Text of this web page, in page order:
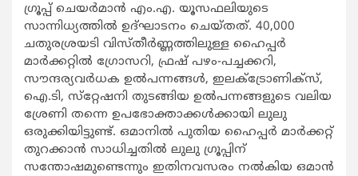
ഗ്രൂപ്പ് ചെയർമാൻ എം.എ. യൂസഫലിയുടെ
സാന്നിധ്യത്തിൽ ഉദ്ഘാടനം ചെയ്തത്. 40,000
ചതുരശ്രയടി വിസ്തീർണ്ണത്തിലുള്ള ഹൈപ്പർ
മാർക്കറ്റിൽ ഗ്രോസറി, ഫ്രഷ് പഴം-പച്ചക്കറി,
സൗന്ദര്യവര്‍ധക ഉൽപന്നങ്ങള്‍, ഇലക്ട്രോണിക്‌സ്,
ഐ.ടി, സ്‌റ്റേഷനി തുടങ്ങിയ ഉൽപന്നങ്ങളുടെ വലിയ
ശ്രേണി തന്നെ ഉപഭോക്താക്കള്‍ക്കായി ലുലു
ഒരുക്കിയിട്ടുണ്ട്. ഒമാനിൽ പുതിയ ഹൈപ്പർ മാർക്കറ്റ്
തുറക്കാൻ സാധിച്ചതിൽ ലുലു ഗ്രൂപ്പിന്
സന്തോഷമുണ്ടെന്നും ഇതിനവസരം നൽകിയ ഒമാൻ